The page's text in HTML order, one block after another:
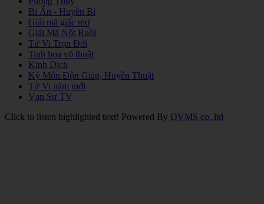
Bí Ẩn - Huyền Bí
Giải mã giấc mơ
Giải Mã Nốt Ruồi
Tử Vi Trọn Đời
Tinh hoa võ thuật
Kinh Dịch
Kỳ Môn Độn Giáp, Huyền Thuật
Tử Vi năm mới
Vạn Sự TV
Click to listen highlighted text! Powered By DVMS co.,ltd